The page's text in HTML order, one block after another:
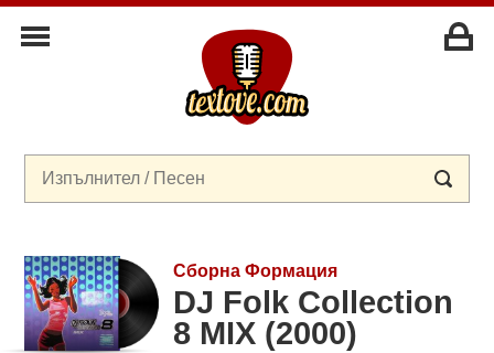
Сборна Формация
DJ Folk Collection
8 MIX (2000)